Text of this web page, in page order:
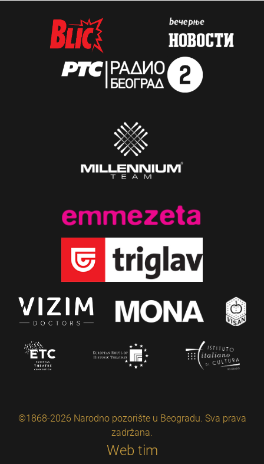
©1868-2026 Narodno pozorište u Beogradu. Sva prava
zadržana.
Web tim